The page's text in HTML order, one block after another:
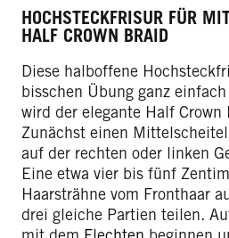
HOCHSTECKFRISUR FÜR
HALF CROWN BRAID
Diese halboffene
bisschen Übung ganz
wird der elegante Half
Zunächst einen
auf der rechten oder linken
Eine etwa vier bis fünf
Haarsträhne vom Fronthaar
drei gleiche Partien teilen.